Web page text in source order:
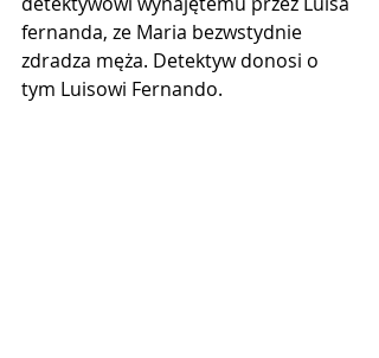
fernanda, ze Maria bezwstydnie
zdradza męża. Detektyw donosi o
tym Luisowi Fernando.